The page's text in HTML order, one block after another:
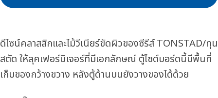
ดีไซน์คลาสสิกและไม้วีเนียร์ขัดผิวของซีรีส์ TONSTAD/ทุน
สตัด ให้ลุคเฟอร์นิเจอร์ที่มีเอกลักษณ์ ตู้ไซด์บอร์ดนี้มีพื้นที่
เก็บของกว้างขวาง หลังตู้ด้านบนยังวางของได้ด้วย